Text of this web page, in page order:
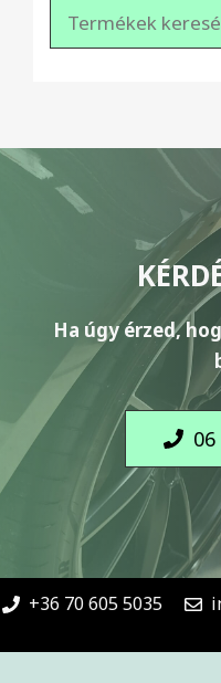
Ha úgy érzed,
+36 70 605 5035